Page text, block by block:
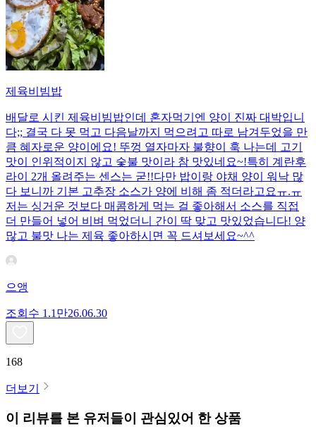
제육비빔밥
배달로 시킨 제육비빔밥인데 혼자먹기엔 양이 진짜 대박입니
다;; 결국 다 못 먹고 다음날까지 먹으려고 따로 남겨두었을 만
큼 혜자로운 양이에요! 뚜껑 열자마자 불향이 훅 나는데 고기
맛이 인위적이지 않고 숯불 맛이라 참 맛있네요~!특히 계란후
라이 2개 올려주는 센스는 굳!! ​다만 밥이랑 야채 양이 워낙 많
다 보니까 기본 고추장 소스가 양에 비해 좀 적더라고요ㅠ.ㅠ
저는 싱거운 것보다 매콤하게 먹는 걸 좋아해서 소스를 직접
더 만들어 넣어 비벼 먹었더니 간이 딱 맞고 맛있었습니다! 양
많고 불맛 나는 제육 좋아하시면 꼭 드셔보세요~^^
으앵
조회수 1.1만26.06.30
168
더보기
이 리뷰를 본 유저들이 관심있어 한 상품